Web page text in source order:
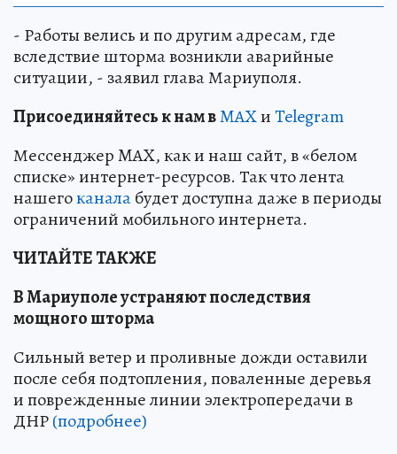
- Работы велись и по другим адресам, где
вследствие шторма возникли аварийные
ситуации, - заявил глава Мариуполя.
Присоединяйтесь к нам вMAXиTelegram
Мессенджер MAX, как и наш сайт, в «белом
списке» интернет-ресурсов. Так что лента
нашегоканалабудет доступна даже в периоды
ограничений мобильного интернета.
ЧИТАЙТЕ ТАКЖЕ
В Мариуполе устраняют последствия
мощного шторма
Сильный ветер и проливные дожди оставили
после себя подтопления, поваленные деревья
и поврежденные линии электропередачи в
ДНР(подробнее)